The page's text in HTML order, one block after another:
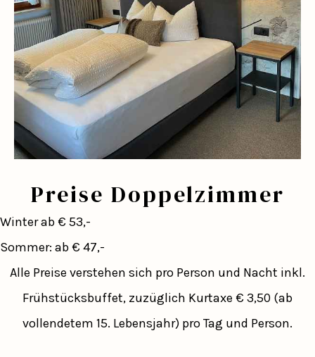
Preise Doppelzimmer
Winter ab € 53,-
Sommer: ab € 47,-
Alle Preise verstehen sich pro Person und Nacht inkl.
Frühstücksbuffet, zuzüglich Kurtaxe € 3,50 (ab
vollendetem 15. Lebensjahr) pro Tag und Person.